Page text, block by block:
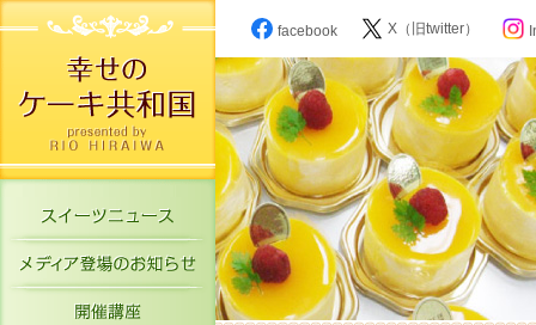
スイーツニュース
メディア登場のお知らせ
開催講座
facebook X（旧twitter）